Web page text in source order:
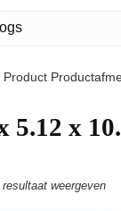
Product
5.12 x
weergeven